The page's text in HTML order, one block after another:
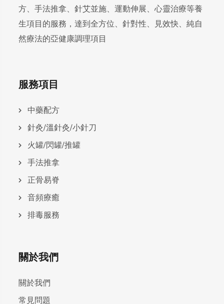
方、手法推拿、針艾並施、運動伸展、心靈治療等養
生項目的服務，達到全方位、針對性、見效快、純自
然療法的亞健康調理項目
服務項目
中藥配方
針灸/溫針灸/小針刀
火罐/閃罐/推罐
手法推拿
正骨易脊
⾳頻療癒
排毒服務
關於我們
關於我們
常見問題